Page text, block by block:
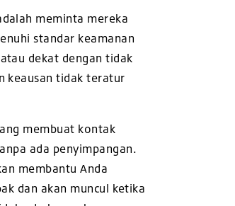
meminta mereka
standar keamanan
dekat dengan tidak
keausan tidak teratur
membuat kontak
ada penyimpangan.
membantu Anda
dan akan muncul ketika